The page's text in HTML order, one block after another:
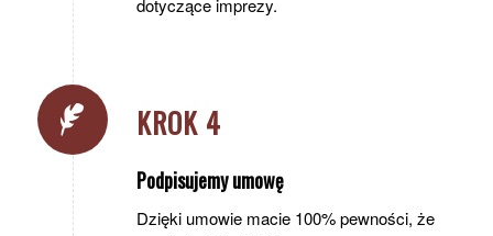
dotyczące imprezy.
KROK 4
Podpisujemy umowę
Dzięki umowie macie 100% pewności, że